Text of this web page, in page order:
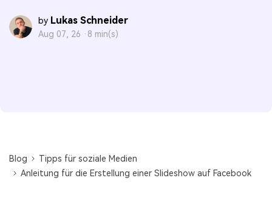
by Lukas Schneider
Aug 07, 26 · 8 min(s)
Blog
Tipps für soziale Medien
Anleitung für die Erstellung einer Slideshow auf Facebook